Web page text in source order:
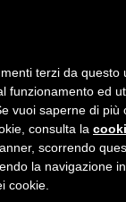
DI
E
terzi da questo
funzionamento ed
vuoi saperne di più
consulta la
scorrendo
la navigazione
cookie.